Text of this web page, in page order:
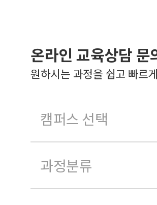
온라인 교육상담 문
원하시는 과정을 쉽고 빠르